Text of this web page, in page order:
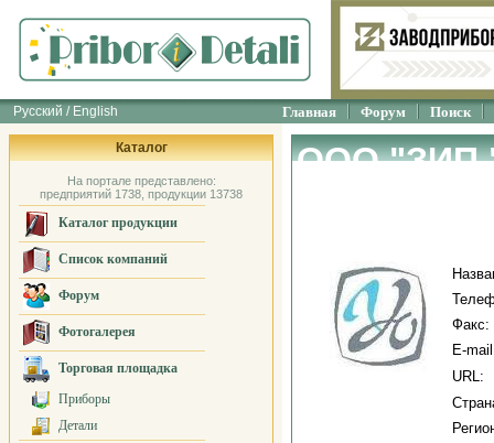
Русский / English Главная Форум Поиск
Каталог
На портале представлено:
предприятий 1738, продукции 13738
Каталог продукции
Список компаний
Форум
Фотогалерея
Торговая площадка
Приборы
Детали
ООО "ЗИП
Факс:
E-
URL: